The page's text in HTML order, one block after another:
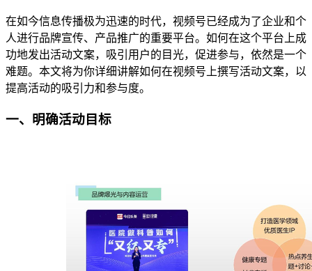
在如今信息传播极为迅速的时代，视频号已经成为了企业和个
人进行品牌宣传、产品推广的重要平台。如何在这个平台上成
功地发出活动文案，吸引用户的目光，促进参与，依然是一个
难题。本文将为你详细讲解如何在视频号上撰写活动文案，以
提高活动的吸引力和参与度。
一、明确活动目标